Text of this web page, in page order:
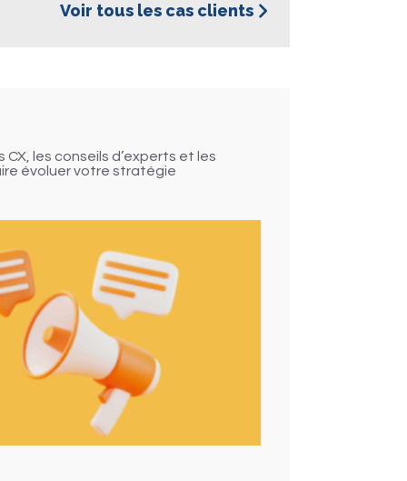
Voir tous les cas clients
les conseils d’experts et les
évoluer votre stratégie
!